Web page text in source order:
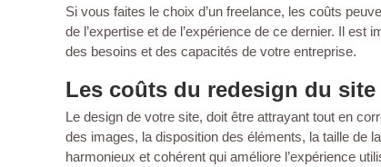
Si vous faites le choix d’un freelance, les coûts
de l’expertise et de l’expérience de ce dernier. Il
des besoins et des capacités de votre entreprise.
Les coûts du redesign du site
Le design de votre site, doit être attrayant tout en
des images, la disposition des éléments, la taille de
harmonieux et cohérent qui améliore l’expérience